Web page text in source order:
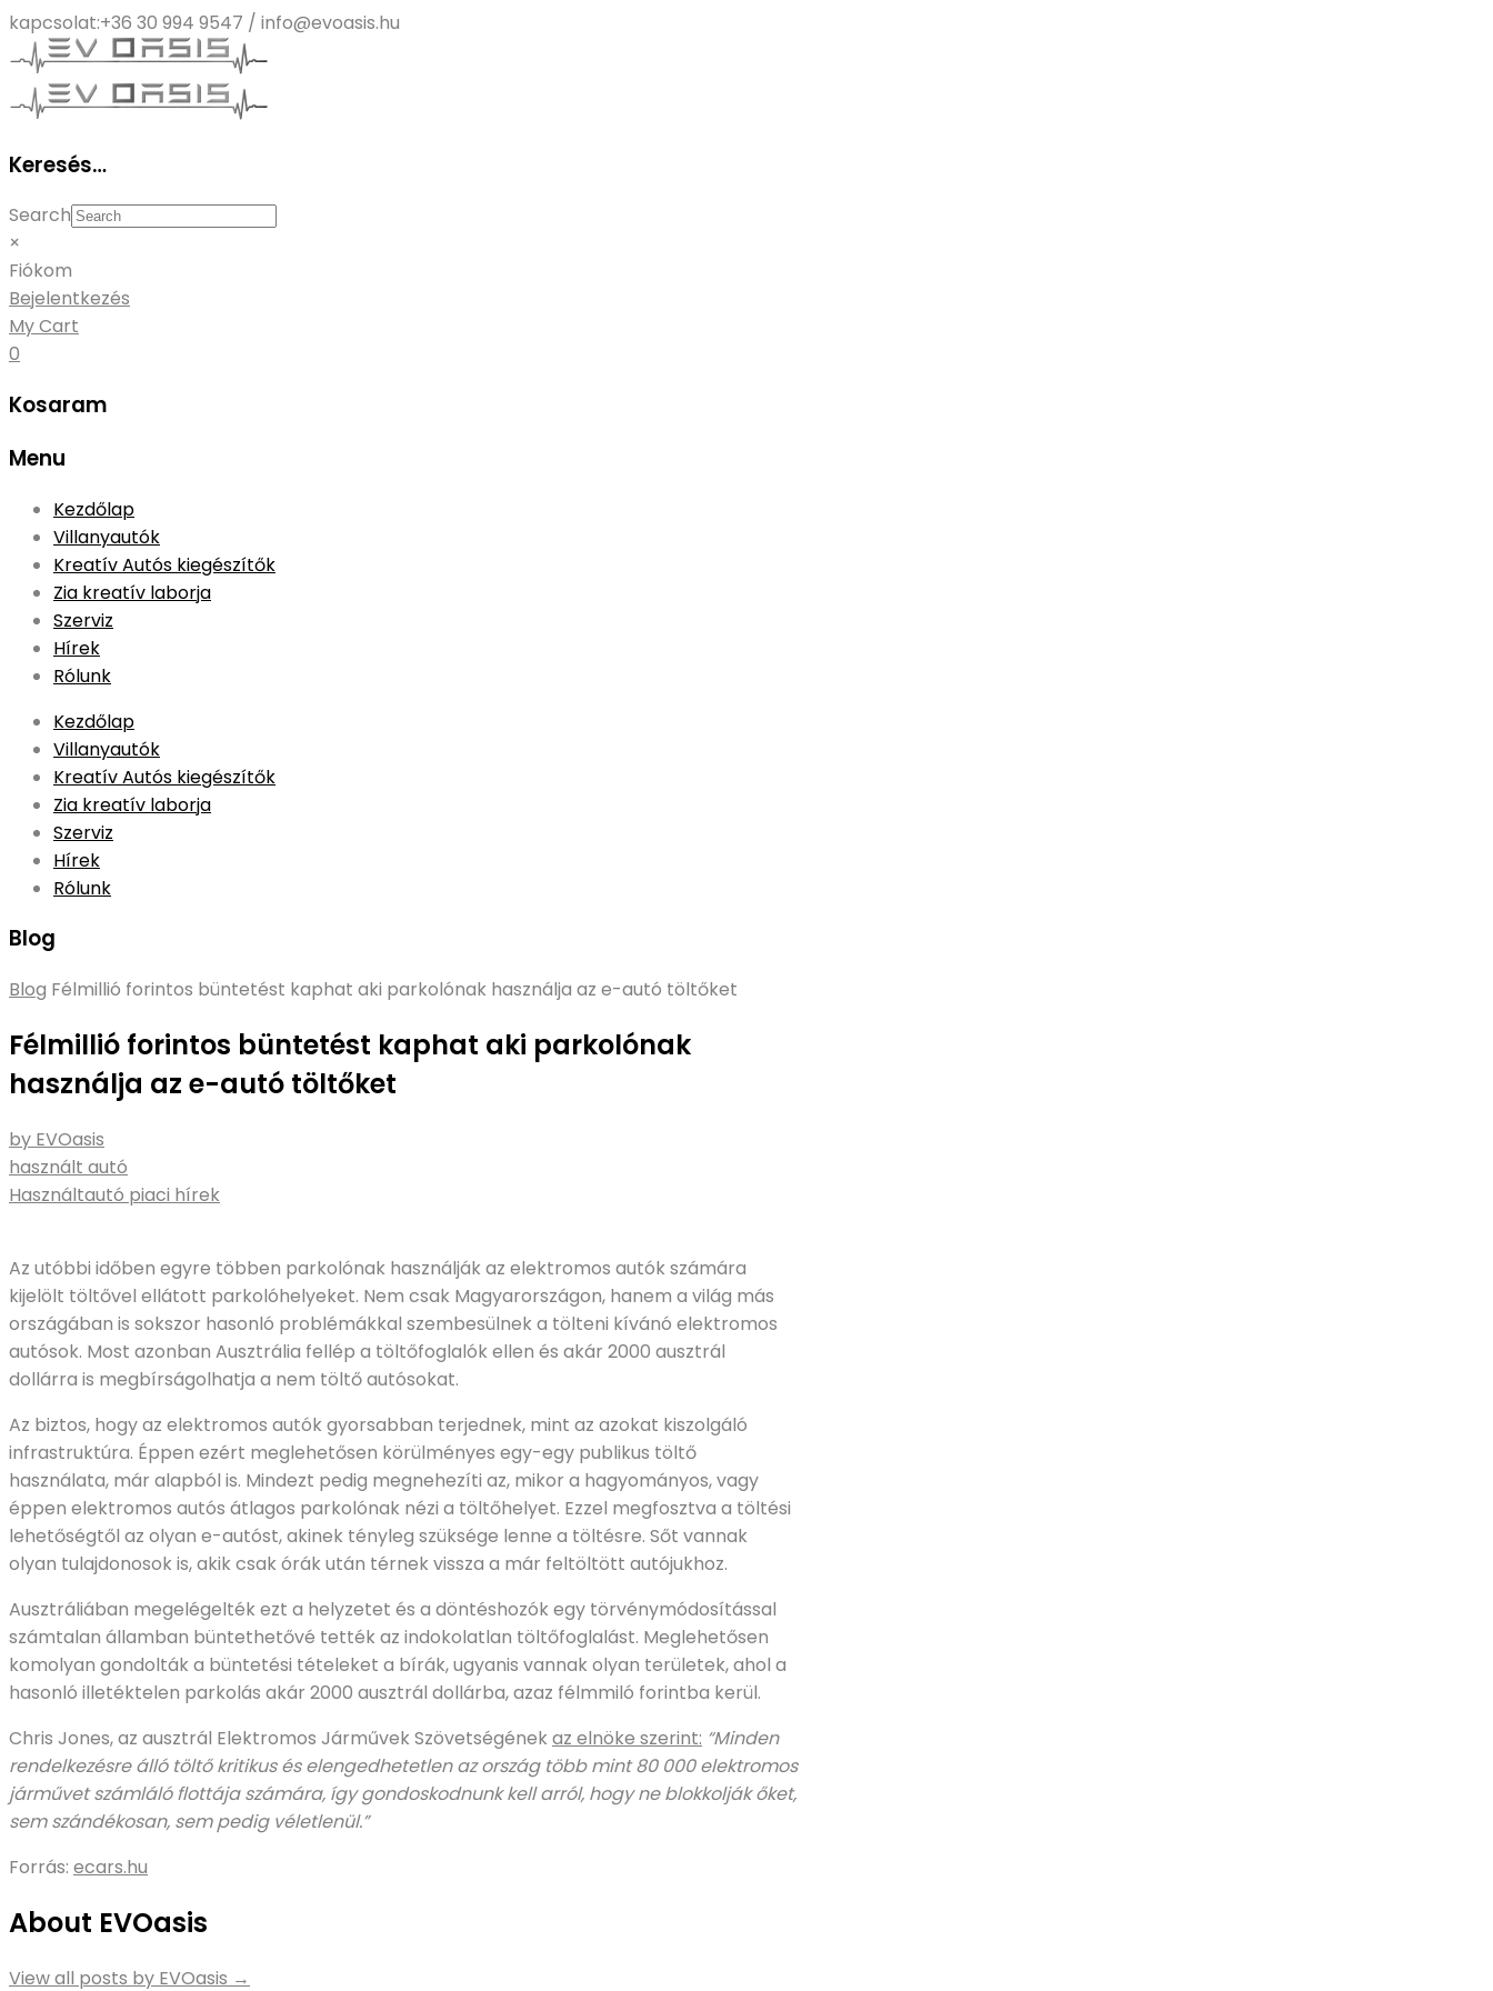
kapcsolat:+36 30 994 9547 / info@evoasis.hu
Keresés…
Search
×
Fiókom
Bejelentkezés
My Cart
0
Kosaram
Menu
Skip
content
Kezdőlap
Villanyautók
Kreatív Autós kiegészítők
Zia kreatív laborja
Szerviz
Hírek
Rólunk
Kezdőlap
Villanyautók
Kreatív Autós kiegészítők
Zia kreatív laborja
Szerviz
Hírek
Rólunk
Blog
Blog Félmillió forintos büntetést kaphat aki parkolónak használja az e-autó töltőket
Félmillió forintos büntetést kaphat aki parkolónak
használja az e-autó töltőket
by EVOasis
használt autó
Használtautó piaci hírek
Az utóbbi időben egyre többen parkolónak használják az elektromos autók számára
kijelölt töltővel ellátott parkolóhelyeket. Nem csak Magyarországon, hanem a világ más
országában is sokszor hasonló problémákkal szembesülnek a tölteni kívánó elektromos
autósok. Most azonban Ausztrália fellép a töltőfoglalók ellen és akár 2000 ausztrál
dollárra is megbírságolhatja a nem töltő autósokat.
Az biztos, hogy az elektromos autók gyorsabban terjednek, mint az azokat kiszolgáló
infrastruktúra. Éppen ezért meglehetősen körülményes egy-egy publikus töltő
használata, már alapból is. Mindezt pedig megnehezíti az, mikor a hagyományos, vagy
éppen elektromos autós átlagos parkolónak nézi a töltőhelyet. Ezzel megfosztva a töltési
lehetőségtől az olyan e-autóst, akinek tényleg szüksége lenne a töltésre. Sőt vannak
olyan tulajdonosok is, akik csak órák után térnek vissza a már feltöltött autójukhoz.
Ausztráliában megelégelték ezt a helyzetet és a döntéshozók egy törvénymódosítással
számtalan államban büntethetővé tették az indokolatlan töltőfoglalást. Meglehetősen
komolyan gondolták a büntetési tételeket a bírák, ugyanis vannak olyan területek, ahol a
hasonló illetéktelen parkolás akár 2000 ausztrál dollárba, azaz félmmiló forintba kerül.
Chris Jones, az ausztrál Elektromos Járművek Szövetségének az elnöke szerint: “Minden
rendelkezésre álló töltő kritikus és elengedhetetlen az ország több mint 80 000 elektromos
járművet számláló flottája számára, így gondoskodnunk kell arról, hogy ne blokkolják őket,
sem szándékosan, sem pedig véletlenül.”
Forrás: ecars.hu
About EVOasis
View all posts by EVOasis →